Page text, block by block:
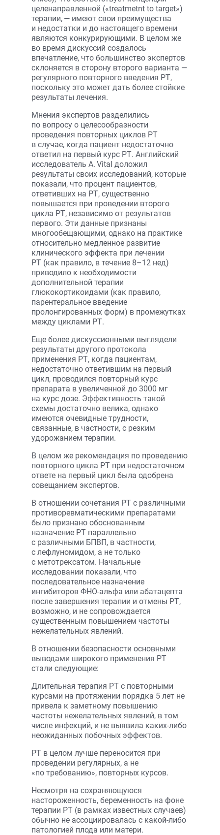
целенаправленной («treatmetnt to target»)
терапии, — имеют свои преимущества
и недостатки и до настоящего времени
являются конкурирующими. В целом же
во время дискуссий создалось
впечатление, что большинство экспертов
склоняется в сторону второго варианта —
регулярного повторного введения РТ,
поскольку это может дать более стойкие
результаты лечения.
Мнения экспертов разделились
по вопросу о целесообразности
проведения повторных циклов РТ
в случае, когда пациент недостаточно
ответил на первый курс РТ. Английский
исследователь A. Vital доложил
результаты своих исследований, которые
показали, что процент пациентов,
ответивших на РТ, существенно
повышается при проведении второго
цикла РТ, независимо от результатов
первого. Эти данные признаны
многообещающими, однако на практике
относительно медленное развитие
клинического эффекта при лечении
РТ (как правило, в течение 8–12 нед)
приводило к необходимости
дополнительной терапии
глюкокортикоидами (как правило,
парентеральное введение
пролонгированных форм) в промежутках
между циклами РТ.
Еще более дискуссионными выглядели
результаты другого протокола
применения РТ, когда пациентам,
недостаточно ответившим на первый
цикл, проводился повторный курс
препарата в увеличенной до 3000 мг
на курс дозе. Эффективность такой
схемы достаточно велика, однако
имеются очевидные трудности,
связанные, в частности, с резким
удорожанием терапии.
В целом же рекомендация по проведению
повторного цикла РТ при недостаточном
ответе на первый цикл была одобрена
совещанием экспертов.
В отношении сочетания РТ с различными
противоревматическими препаратами
было признано обоснованным
назначение РТ параллельно
с различными БПВП, в частности,
с лефлуномидом, а не только
с метотрексатом. Начальные
исследовании показали, что
последовательное назначение
ингибиторов ФНО-альфа или абатацепта
после завершения терапии и отмены РТ,
возможно, и не сопровождается
существенным повышением частоты
нежелательных явлений.
В отношении безопасности основными
выводами широкого применения РТ
стали следующие:
Длительная терапия РТ с повторными
курсами на протяжении порядка 5 лет не
привела к заметному повышению
частоты нежелательных явлений, в том
числе инфекций, и не выявила каких-либо
неожиданных побочных эффектов.
РТ в целом лучше переносится при
проведении регулярных, а не
«по требованию», повторных курсов.
Несмотря на сохраняющуюся
настороженность, беременность на фоне
терапии РТ (в рамках известных случаев)
обычно не ассоциировалась с какой-либо
патологией плода или матери.